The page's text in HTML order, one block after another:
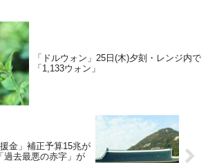
「ドルウォン」25日(木)夕刻・レンジ内で
「1,133ウォン」
金」補正予算15兆が
過去最悪の赤字」が